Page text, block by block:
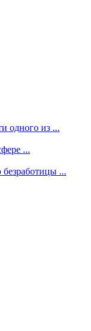
одного из ...
...
...